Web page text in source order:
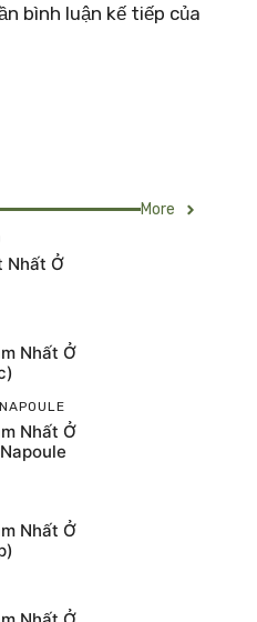
bình luận kế tiếp của
More
Nhất Ở
Nhất Ở
Nhất Ở
Nhất Ở